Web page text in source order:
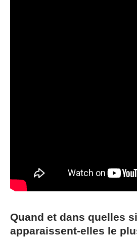
Quand et dans quelles
apparaissent-elles le